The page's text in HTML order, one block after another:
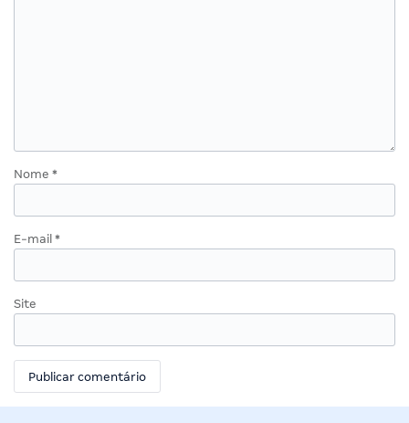
Nome *
E-mail *
Site